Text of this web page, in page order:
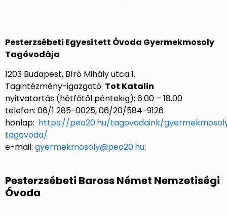
Pesterzsébeti Egyesített Óvoda Gyermekmosoly
Tagóvodája
1203 Budapest, Bíró Mihály utca 1.
Tagintézmény-igazgató: Tot Katalin
nyitvatartás (hétfőtől péntekig): 6.00 – 18.00
telefon: 06/1 285-0025, 06/20/584-9126
honlap: https://peo20.hu/tagovodaink/
tagovoda/
e-mail: gyermekmosoly@peo20.hu:
Pesterzsébeti Baross Német Nemzetiségi
Óvoda